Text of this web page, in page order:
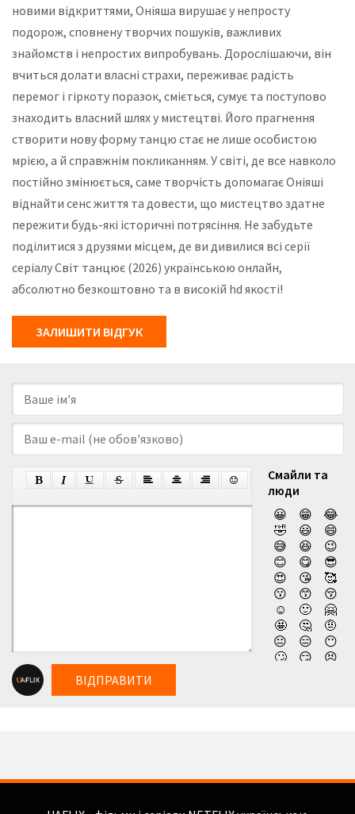
новими відкриттями, Оніяша вирушає у непросту
подорож, сповнену творчих пошуків, важливих
знайомств і непростих випробувань. Дорослішаючи, він
вчиться долати власні страхи, переживає радість
перемог і гіркоту поразок, сміється, сумує та поступово
знаходить власний шлях у мистецтві. Його прагнення
створити нову форму танцю стає не лише особистою
мрією, а й справжнім покликанням. У світі, де все навколо
постійно змінюється, саме творчість допомагає Оніяші
віднайти сенс життя та довести, що мистецтво здатне
пережити будь-які історичні потрясіння. Не забудьте
поділитися з друзями місцем, де ви дивилися всі серії
серіалу Світ танцює (2026) українською онлайн,
абсолютно безкоштовно та в високій hd якості!
ЗАЛИШИТИ ВІДГУК
Смайли та
люди
😀
😁
😂
🤣
😃
😄
😅
😆
😉
😊
😋
😎
😍
😘
🥰
😗
😙
😚
☺️
🙂
🤗
🤩
🤔
🤨
😐
😑
😶
🙄
😏
😣
😖
😞
😟
ВІДПРАВИТИ